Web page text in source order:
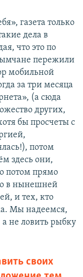
газета только
дела в
что это по
пережили
мобильной
за три месяца
(а сюда
других,
бы просчеты с
потом
здесь они,
потом прямо
в нынешней
и тех, кто
Мы надеемся,
а не ловить рыбку
своих